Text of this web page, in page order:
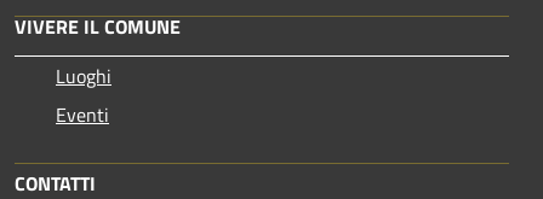
VIVERE IL COMUNE
Luoghi
Eventi
CONTATTI